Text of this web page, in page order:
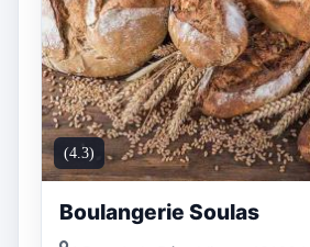
(4.3)
Boulangerie Soulas